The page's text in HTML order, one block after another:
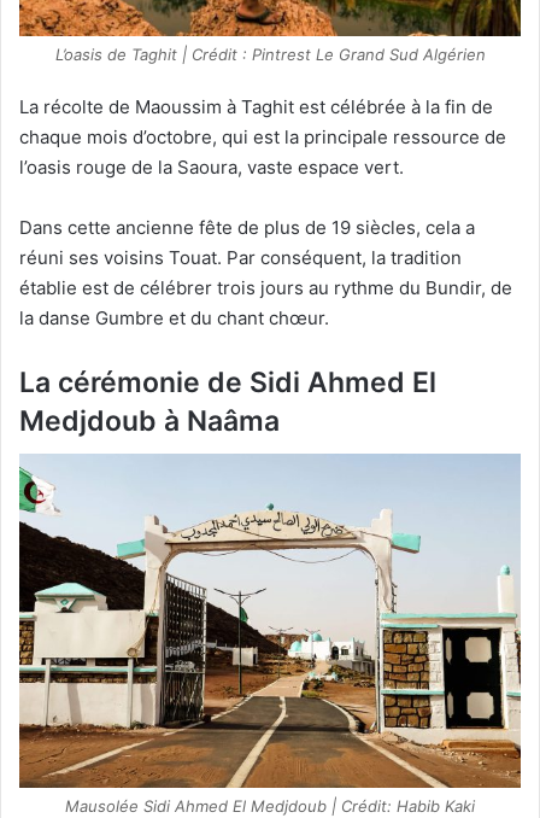
L’oasis de Taghit | Crédit : Pintrest Le Grand Sud Algérien
La récolte de Maoussim à Taghit est célébrée à la fin de
chaque mois d’octobre, qui est la principale ressource de
l’oasis rouge de la Saoura, vaste espace vert.
Dans cette ancienne fête de plus de 19 siècles, cela a
réuni ses voisins Touat. Par conséquent, la tradition
établie est de célébrer trois jours au rythme du Bundir, de
la danse Gumbre et du chant chœur.
La cérémonie de Sidi Ahmed El
Medjdoub à Naâma
Mausolée Sidi Ahmed El Medjdoub | Crédit: Habib Kaki